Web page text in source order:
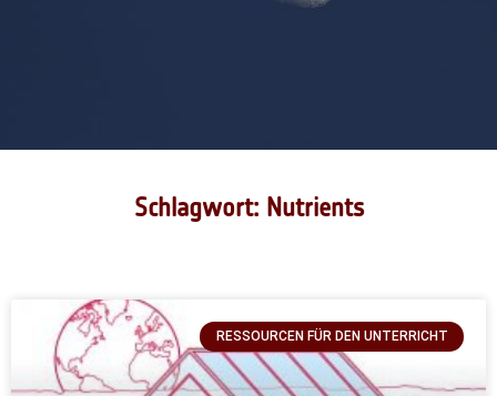
Schlagwort: Nutrients
RESSOURCEN FÜR DEN UNTERRICHT